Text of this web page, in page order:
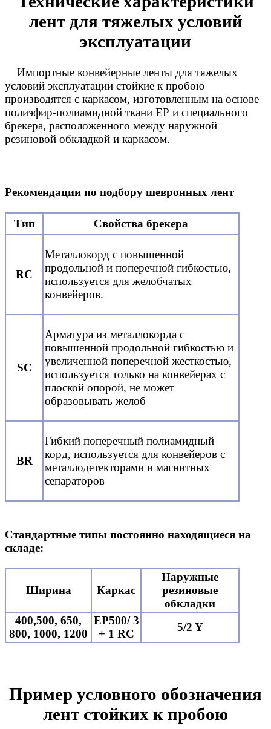
лент для тяжелых условий
эксплуатации
Импортные конвейерные ленты для тяжелых
условий эксплуатации стойкие к пробою
производятся с каркасом, изготовленным на основе
полиэфир-полиамидной ткани ЕР и специального
брекера, расположенного между наружной
резиновой обкладкой и каркасом.
Рекомендации по подбору шевронных лент
Тип Свойства брекера
RC
Металлокорд с повышенной
продольной и поперечной гибкостью,
используется для желобчатых
конвейеров.
SC
Арматура из металлокорда с
повышенной продольной гибкостью и
увеличенной поперечной жесткостью,
используется только на конвейерах с
плоской опорой, не может
образовывать желоб
BR
Гибкий поперечный полиамидный
корд, используется для конвейеров с
металлодетекторами и магнитных
сепараторов
Стандартные типы постоянно находящиеся на
складе:
Ширина Каркас
Наружные
резиновые
обкладки
400,500, 650,
800, 1000, 1200
EP500/ 3
+ 1 RC
5/2 Y
Пример условного обозначения
лент стойких к пробою